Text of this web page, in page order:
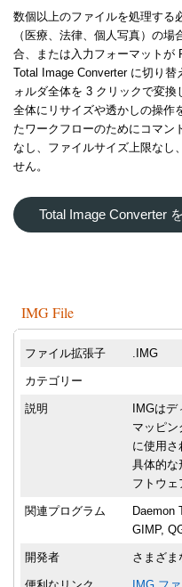
数個以上のファイルを処理する
（医療、法律、個人写真）の
合、または入力フォーマットが
Total Image Converter に切り
ォルダ全体を 3 クリックで変
全体にリサイズや透かしの操作
たワークフローのためにコマン
なし、ファイルサイズ上限なし
せん。
Total Image Converter
IMG File
ファイル拡張子 .IMG
カテゴリー
説明
IMGは
マッピ
に使用さ
具体的な
フトウェ
関連プログラム
Daemon
GIMP,
開発者 さまざま